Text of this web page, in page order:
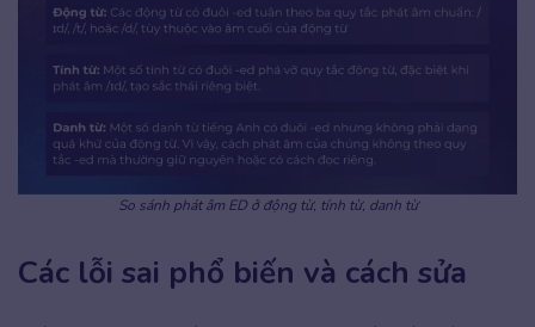
So sánh phát âm ED ở động từ, tính từ, danh từ
Các lỗi sai phổ biến và cách sửa